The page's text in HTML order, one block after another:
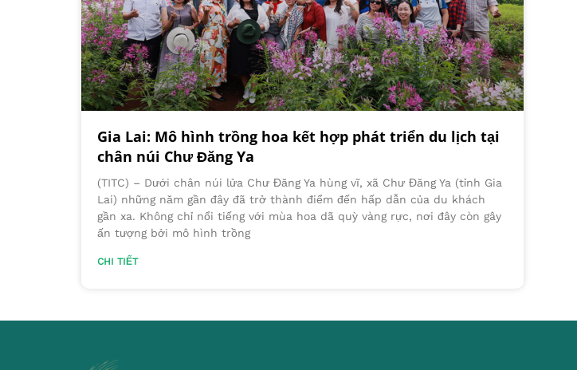
Gia Lai: Mô hình trồng hoa kết hợp phát triển du lịch tại
chân núi Chư Đăng Ya
(TITC) – Dưới chân núi lửa Chư Đăng Ya hùng vĩ, xã Chư Đăng Ya (tỉnh Gia
Lai) những năm gần đây đã trở thành điểm đến hấp dẫn của du khách
gần xa. Không chỉ nổi tiếng với mùa hoa dã quỳ vàng rực, nơi đây còn gây
ấn tượng bởi mô hình trồng
CHI TIẾT